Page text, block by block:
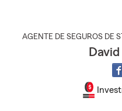
AGENTE DE SEGUROS DE